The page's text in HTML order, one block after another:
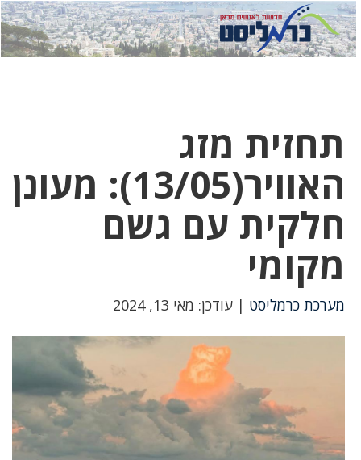
לחץ
כאן
לחץ
כדי
תחזית מזג
האוויר(13/05): מעונן
חלקית עם גשם
מקומי
מערכת כרמליסט | עודכן: מאי 13, 2024